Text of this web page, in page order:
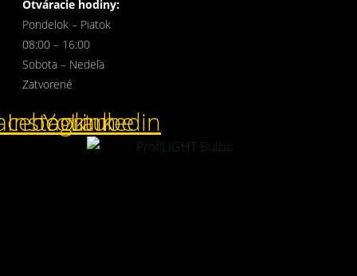
Otváracie hodiny:
Pondelok – Piatok
08:00 – 16:00
Sobota – Nedeľa
Zatvorené
Instagram
Youtube
Linkedin